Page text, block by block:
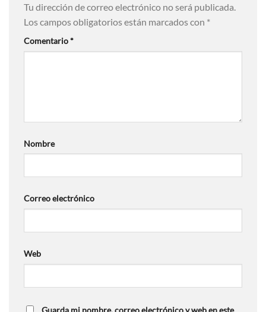
Tu dirección de correo electrónico no será publicada.
Los campos obligatorios están marcados con *
Comentario*
Nombre
Correo electrónico
Web